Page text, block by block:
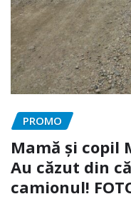
PROMO
Mamă și copil
Au căzut din
camionul!